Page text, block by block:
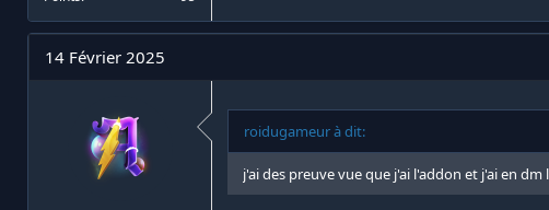
14 Février 2025
roidugameur à dit:
j'ai des preuve vue que j'ai l'addon et j'ai en